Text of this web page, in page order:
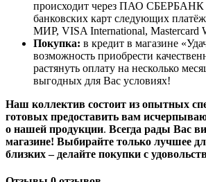
происходит через ПАО СБЕРБАНК
банковских карт следующих
МИР, VISA International, Mastercard
Покупка: в кредит в магазине
возможность приобрести
растянуть оплату на несколько
выгодных для Вас условиях!
Наш коллектив состоит из опытных
готовых предоставить вам
о нашей продукции. Всегда рады Вас
магазине! Выбирайте только лучшее
близких – делайте покупки с